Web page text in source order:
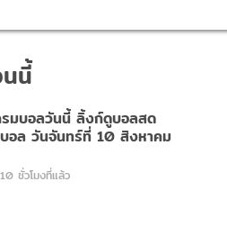
นี้
มบอลวันนี้ ลิ้งก์ดูบอลสด
อล วันจันทร์ที่ 10 สิงหาคม
10 ชั่วโมงที่แล้ว